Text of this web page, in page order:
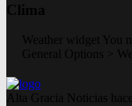
Clima
Weather widget You
General Options >
Alta Gracia Noticias